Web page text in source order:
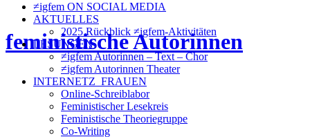
≠igfem ON SOCIAL MEDIA
AKTUELLES
2025 Rückblick ≠igfem-Aktivitäten
LESUNGEN
≠igfem Autorinnen – Text – Chor
≠igfem Autorinnen Theater
INTERNETZ_FRAUEN
Online-Schreiblabor
Feministischer Lesekreis
Feministische Theoriegruppe
Co-Writing